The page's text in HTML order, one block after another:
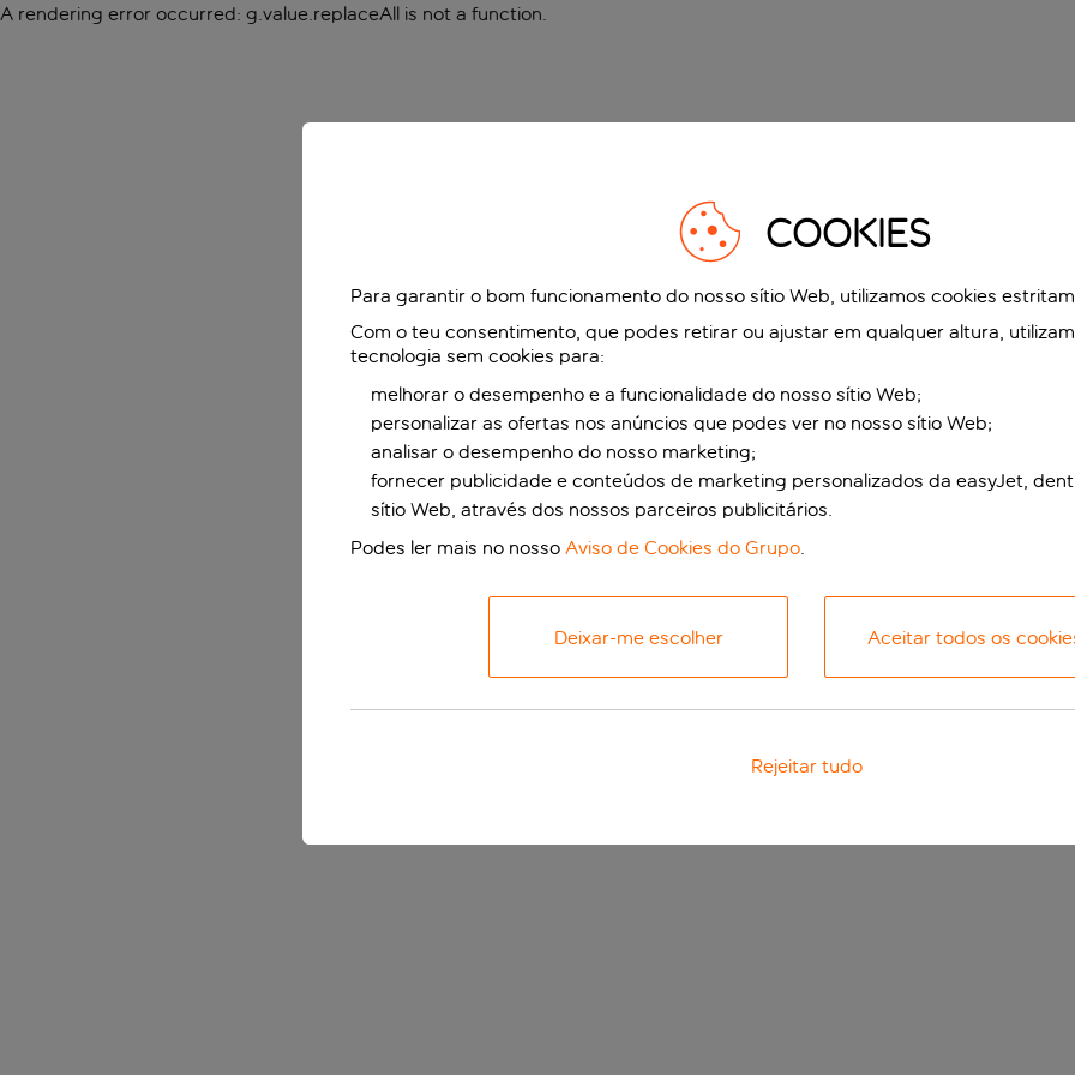
A rendering error occurred: g.value.replaceAll is not a function.
COOKIES
Para garantir o bom funcionamento do nosso sítio Web, utilizamos cookies
Com o teu consentimento, que podes retirar ou ajustar em qualquer altura,
tecnologia sem cookies para:
melhorar o desempenho e a funcionalidade do nosso sítio Web;
personalizar as ofertas nos anúncios que podes ver no nosso sítio Web;
analisar o desempenho do nosso marketing;
fornecer publicidade e conteúdos de marketing personalizados da easyJet,
sítio Web, através dos nossos parceiros publicitários.
Podes ler mais no nosso Aviso de Cookies do Grupo.
Deixar-me escolher Aceitar todos os
Rejeitar tudo